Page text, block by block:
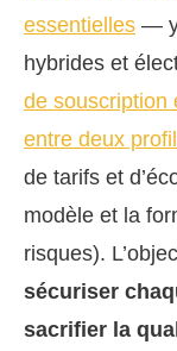
essentielles — y
hybrides et
de souscription
entre deux
de tarifs et
modèle et la
risques).
sécuriser
sacrifier la